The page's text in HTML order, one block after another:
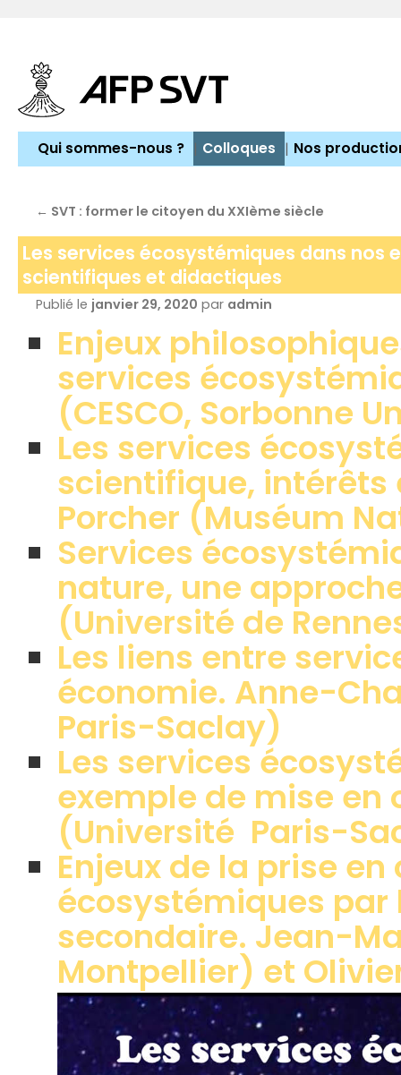
Qui sommes-nous ? Colloques Nos
← SVT : former le citoyen du XXIème siècle
Les services écosystémiques dans nos
scientifiques et didactiques
Publié le janvier 29, 2020 par admin
Enjeux
services
(CESCO, Sorbonne
Les services
scientifique,
Porcher (Muséum
Services
nature, une
(Université de
Les liens entre
économie. Anne-
Paris-Saclay)
Les services
exemple de mise en
(Université Paris-
Enjeux de la prise
écosystémiques
secondaire. Jean-
Montpellier) et